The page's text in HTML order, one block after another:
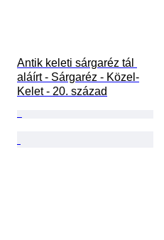
Antik keleti sárgaréz tál
aláírt - Sárgaréz - Közel-
Kelet - 20. század